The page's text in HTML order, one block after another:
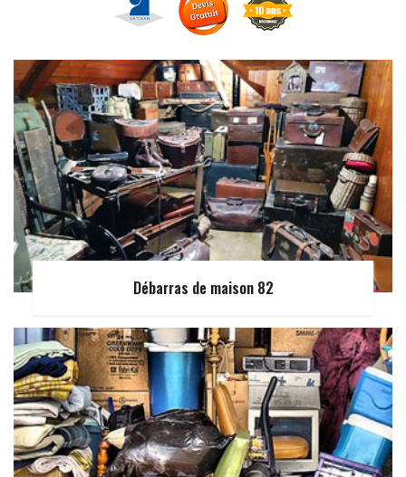
Débarras de maison 82